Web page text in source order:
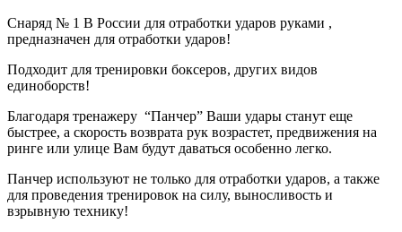
Снаряд № 1 В России для отработки ударов руками ,
предназначен для отработки ударов!
Подходит для тренировки боксеров, других видов
единоборств!
Благодаря тренажеру “Панчер” Ваши удары станут еще
быстрее, а скорость возврата рук возрастет, предвижения на
ринге или улице Вам будут даваться особенно легко.
Панчер используют не только для отработки ударов, а также
для проведения тренировок на силу, выносливость и
взрывную технику!